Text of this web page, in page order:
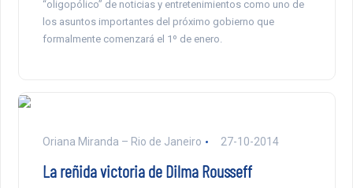
“oligopólico” de noticias y entretenimientos como uno de
los asuntos importantes del próximo gobierno que
formalmente comenzará el 1º de enero.
Oriana Miranda – Rio de Janeiro 27-10-2014
La reñida victoria de Dilma Rousseff